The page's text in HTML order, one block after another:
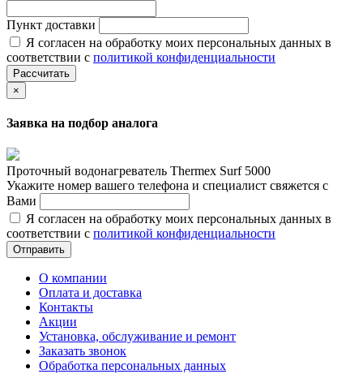
Пункт доставки
Я согласен на обработку моих персональных данных в
соответствии с политикой конфиденциальности
Рассчитать
×
Заявка на подбор аналога
Проточный водонагреватель Thermex Surf 5000
Укажите номер вашего телефона и специалист свяжется с
Вами
Я согласен на обработку моих персональных данных в
соответствии с политикой конфиденциальности
Отправить
О компании
Оплата и доставка
Контакты
Акции
Установка, обслуживание и ремонт
Заказать звонок
Обработка персональных данных